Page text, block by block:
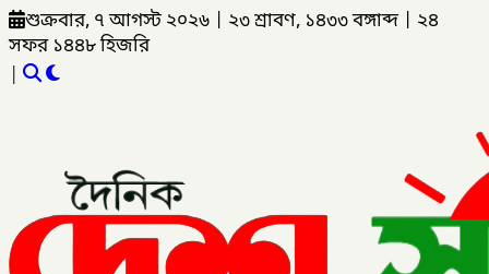
শুক্রবার, ৭ আগস্ট ২০২৬ ২৩ শ্রাবণ, ১৪৩৩ বঙ্গাব্দ
২৪
সফর ১৪৪৮ হিজরি
|